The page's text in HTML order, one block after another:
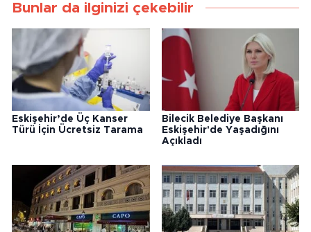
Bunlar da ilginizi çekebilir
Eskişehir’de Üç Kanser
Türü İçin Ücretsiz Tarama
Bilecik Belediye Başkanı
Eskişehir'de Yaşadığını
Açıkladı